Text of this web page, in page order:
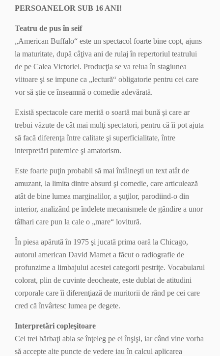
PERSOANELOR SUB 16 ANI!
Teatru de pus în seif
„American Buffalo“ este un spectacol foarte bine copt, ajuns
la maturitate, după câţiva ani de rulaj în repertoriul teatrului
de pe Calea Victoriei. Producţia se va relua în stagiunea
viitoare şi se impune ca „lectură“ obligatorie pentru cei care
vor să ştie ce înseamnă o comedie adevărată.
Există spectacole care merită o soartă mai bună şi care ar
trebui văzute de cât mai mulţi spectatori, pentru că îi pot ajuta
să facă diferenţa între calitate şi superficialitate, între
interpretări puternice şi amatorism.
Este foarte puţin probabil să mai întâlneşti un text atât de
amuzant, la limita dintre absurd şi comedie, care articulează
atât de bine lumea marginalilor, a şuţilor, parodiind-o din
interior, analizând pe îndelete mecanismele de gândire a unor
tâlhari care pun la cale o „mare“ lovitură.
În piesa apărută în 1975 şi jucată prima oară la Chicago,
autorul american David Mamet a făcut o radiografie de
profunzime a limbajului acestei categorii pestriţe. Vocabularul
colorat, plin de cuvinte deocheate, este dublat de atitudini
corporale care îi diferenţiază de muritorii de rând pe cei care
cred că învârtesc lumea pe degete.
Interpretări copleşitoare
Cei trei bărbaţi abia se înţeleg pe ei înşişi, iar când vine vorba
să accepte alte puncte de vedere iau în calcul aplicarea